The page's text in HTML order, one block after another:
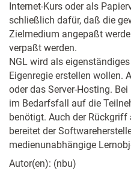
Internet-Kurs oder als
schließlich dafür, daß die
Zielmedium angepaßt
verpaßt werden.
NGL wird als
Eigenregie erstellen wollen.
oder das Server-Hosting.
im Bedarfsfall auf die
benötigt. Auch der
bereitet der
medienunabhängige
Autor(en): (nbu)